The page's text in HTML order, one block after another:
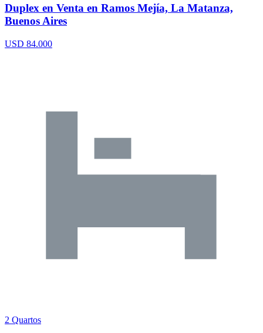
Duplex en Venta en Ramos Mejía, La Matanza,
Buenos Aires
USD 84.000
2 Quartos